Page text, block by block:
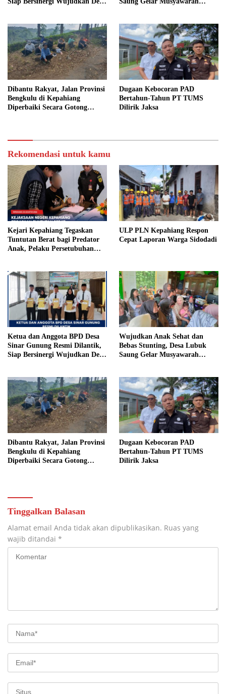
Dibantu Rakyat, Jalan Provinsi
Bengkulu di Kepahiang
Diperbaiki Secara Gotong
Dugaan Kebocoran PAD
Bertahun-Tahun PT TUMS
Dilirik Jaksa
Rekomendasi untuk kamu
Kejari Kepahiang Tegaskan
Tuntutan Berat bagi Predator
Anak, Pelaku Persetubuhan
Penjara
ULP PLN Kepahiang Respon
Cepat Laporan Warga Sidodadi
Ketua dan Anggota BPD Desa
Sinar Gunung Resmi Dilantik,
Siap Bersinergi Wujudkan Desa
Wujudkan Anak Sehat dan
Bebas Stunting, Desa Lubuk
Saung Gelar Musyawarah
Dibantu Rakyat, Jalan Provinsi
Bengkulu di Kepahiang
Diperbaiki Secara Gotong
Dugaan Kebocoran PAD
Bertahun-Tahun PT TUMS
Dilirik Jaksa
Tinggalkan Balasan
Alamat email Anda tidak akan dipublikasikan. Ruas yang
wajib ditandai *